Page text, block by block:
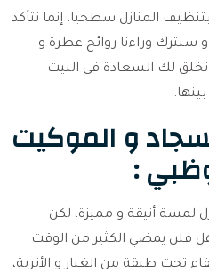
المنازل سطحيا، إنما نتأكد
وراءنا روائح عطرة و
لك السعادة في البيت
و الموكيت
:
لمسة أنيقة و مميزة، لكن
فلن يمضي الكثير من الوقت
تحت طبقة من الغبار و الأتربة،